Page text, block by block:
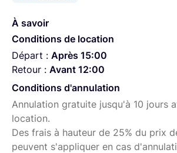
transport plus spacieuse.
À savoir
Conditions de location
Départ : Après 15:00
Retour : Avant 12:00
Conditions d'annulation
Annulation gratuite jusqu'à 10 jours
location.
Des frais à hauteur de 25% du prix
peuvent s'appliquer en cas